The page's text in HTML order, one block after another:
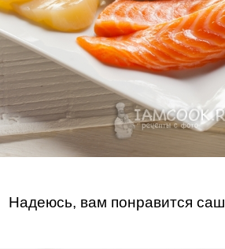
Надеюсь, вам понравится